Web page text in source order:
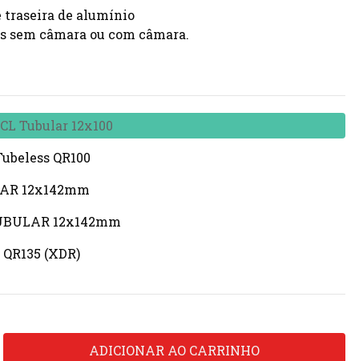
traseira de alumínio
sem câmara ou com câmara.
Tubular 12x100
QR100
12x142mm
12x142mm
(XDR)